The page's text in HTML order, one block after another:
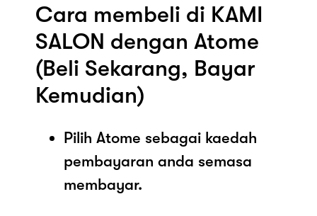
Cara membeli di KAMI
SALON dengan Atome
(Beli Sekarang, Bayar
Kemudian)
Pilih Atome sebagai kaedah
pembayaran anda semasa
membayar.